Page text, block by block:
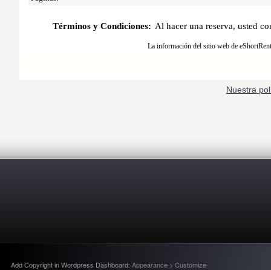
Nuestra
Add Copyright in Wordpress Dashboard: Appearance > Customize